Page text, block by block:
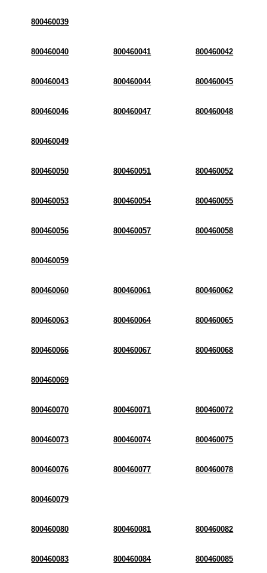
800460039
800460040 800460041 800460042
800460043 800460044 800460045
800460046 800460047 800460048
800460049
800460050 800460051 800460052
800460053 800460054 800460055
800460056 800460057 800460058
800460059
800460060 800460061 800460062
800460063 800460064 800460065
800460066 800460067 800460068
800460069
800460070 800460071 800460072
800460073 800460074 800460075
800460076 800460077 800460078
800460079
800460080 800460081 800460082
800460083 800460084 800460085